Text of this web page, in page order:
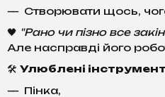
Створювати щось,
🖤 "Рано чи пізно все
Але насправді його
🛠️ Улюблені
Пінка,